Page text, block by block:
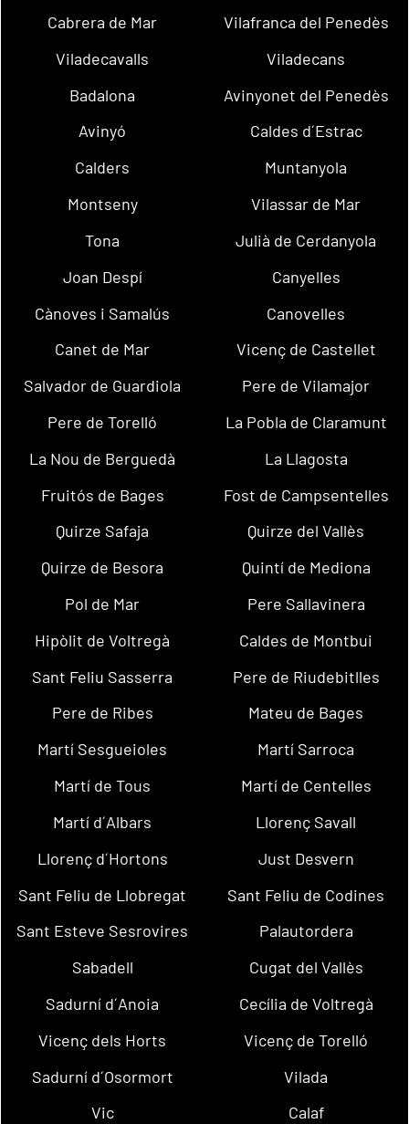
Cabrera de Mar
Vilafranca del Penedès
Viladecavalls
Viladecans
Badalona
Avinyonet del Penedès
Avinyó
Caldes d´Estrac
Calders
Muntanyola
Montseny
Vilassar de Mar
Tona
Julià de Cerdanyola
Joan Despí
Canyelles
Cànoves i Samalús
Canovelles
Canet de Mar
Vicenç de Castellet
Salvador de Guardiola
Pere de Vilamajor
Pere de Torelló
La Pobla de Claramunt
La Nou de Berguedà
La Llagosta
Fruitós de Bages
Fost de Campsentelles
Quirze Safaja
Quirze del Vallès
Quirze de Besora
Quintí de Mediona
Pol de Mar
Pere Sallavinera
Hipòlit de Voltregà
Caldes de Montbui
Sant Feliu Sasserra
Pere de Riudebitlles
Pere de Ribes
Mateu de Bages
Martí Sesgueioles
Martí Sarroca
Martí de Tous
Martí de Centelles
Martí d´Albars
Llorenç Savall
Llorenç d´Hortons
Just Desvern
Sant Feliu de Llobregat
Sant Feliu de Codines
Sant Esteve Sesrovires
Palautordera
Sabadell
Cugat del Vallès
Sadurní d´Anoia
Cecília de Voltregà
Vicenç dels Horts
Vicenç de Torelló
Sadurní d´Osormort
Vilada
Vic
Calaf